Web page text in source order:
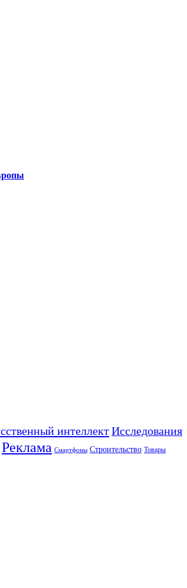
интеллектИсследования
Реклама Смартфоны Строительство Товары